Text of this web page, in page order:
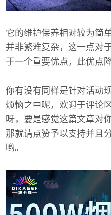
它的维护保养相对较为简
并非繁难复杂，这一点对
于一个重要优点，此优点
你有没有同样是针对活动
烦恼之中呢，欢迎于评论
呀，要是感觉这篇文章对
那就请点赞予以支持并且
哟。